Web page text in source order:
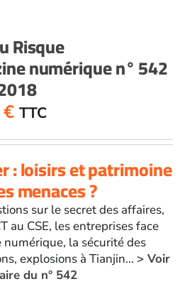
Risque
numérique n° 542
€ TTC
: loisirs et patrimoine
menaces ?
sur le secret des affaires,
au CSE, les entreprises face
numérique, la sécurité des
explosions à Tianjin... > Voir
du n° 542